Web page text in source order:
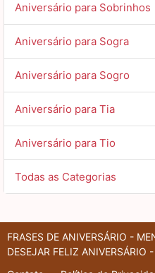
Aniversário para Sobrinhos
Aniversário para Sogra
Aniversário para Sogro
Aniversário para Tia
Aniversário para Tio
Todas as Categorias
FRASES DE ANIVERSÁRIO -
DESEJAR FELIZ ANIVERSÁRIO